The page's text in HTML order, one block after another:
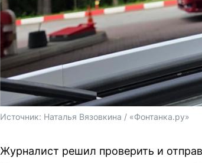
Источник: Наталья Вязовкина / «Фонтанка.ру»
Журналист решил проверить и